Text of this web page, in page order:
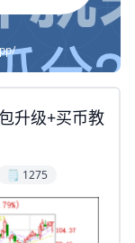
升级+买币教
🗒️ 1275